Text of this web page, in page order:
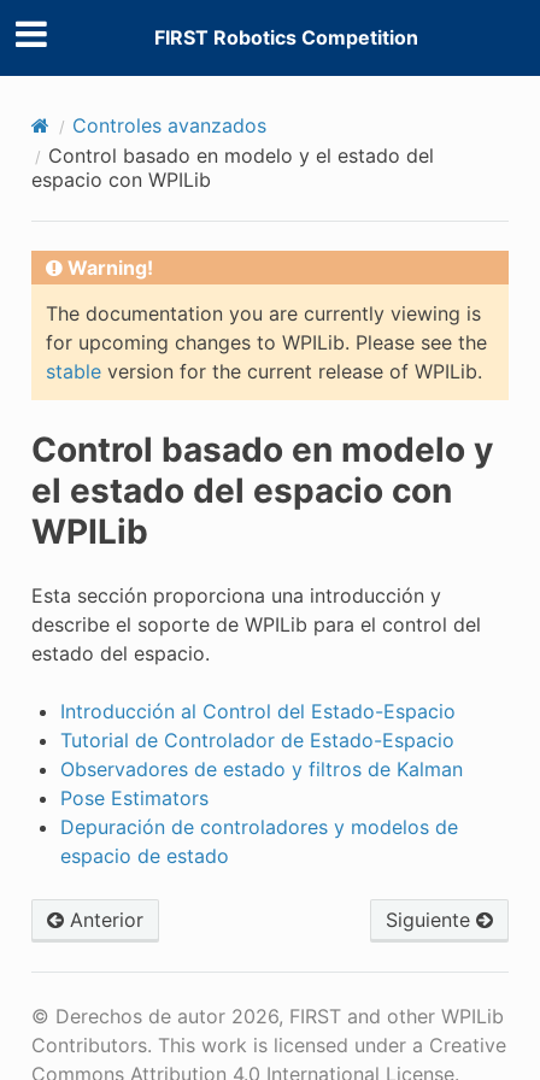
FIRST Robotics Competition
Controles avanzados
Control basado en modelo y el estado del
espacio con WPILib
Warning!
The documentation you are currently viewing is
for upcoming changes to WPILib. Please see the
stableversion for the current release of WPILib.
Control basado en modelo y
el estado del espacio con
WPILib
Esta sección proporciona una introducción y
describe el soporte de WPILib para el control del
estado del espacio.
Introducción al Control del Estado-Espacio
Tutorial de Controlador de Estado-Espacio
Observadores de estado y filtros de Kalman
Pose Estimators
Depuración de controladores y modelos de
espacio de estado
Anterior Siguiente
© Derechos de autor 2026, FIRST and other WPILib
Contributors. This work is licensed under a Creative
Commons Attribution 4.0 International License.